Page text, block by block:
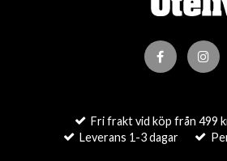
Fri frakt vid köp från 499
Leverans 1-3 dagar